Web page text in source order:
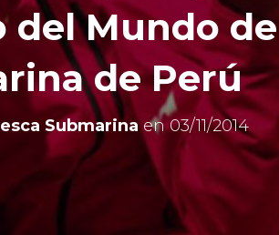
Mundo
de Perú
Submarinaen03/11/2014